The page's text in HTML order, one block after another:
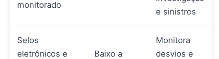
monitorado
e sinistros
Selos
eletrônicos e
Baixo a
Monitora
desvios e